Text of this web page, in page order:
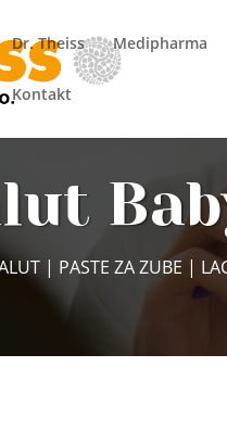
Dr. Theiss Medipharma
Kontakt
| PASTE ZA ZUBE |